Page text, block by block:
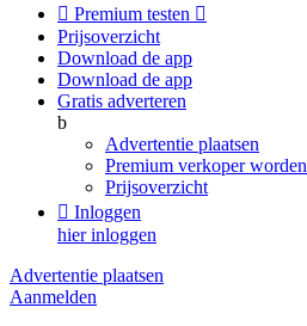
 Premium testen 
Prijsoverzicht
Download de app
Download de app
Gratis adverteren
b
Advertentie plaatsen
Premium verkoper worden
Prijsoverzicht
 Inloggen
hier inloggen
Advertentie plaatsen
Aanmelden